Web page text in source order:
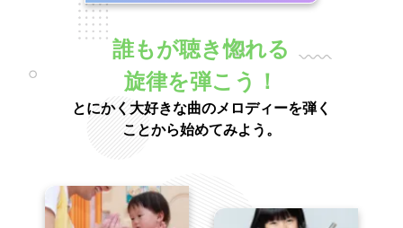
誰もが聴き惚れる
旋律を弾こう！
とにかく大好きな曲のメロディーを弾く
ことから始めてみよう。